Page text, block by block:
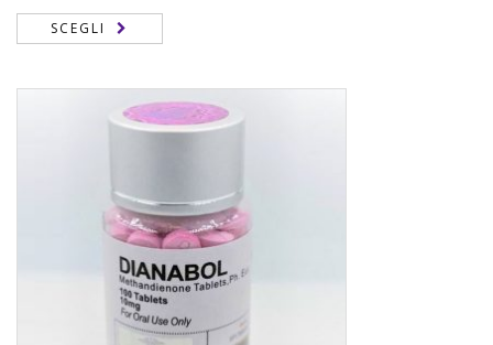
210,00 €
SCEGLI